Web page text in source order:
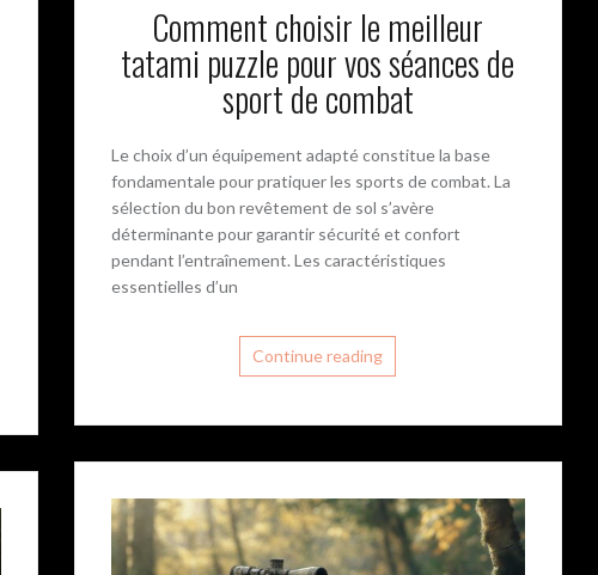
Comment choisir le meilleur
tatami puzzle pour vos séances de
sport de combat
Le choix d’un équipement adapté constitue la base
fondamentale pour pratiquer les sports de combat. La
sélection du bon revêtement de sol s’avère
déterminante pour garantir sécurité et confort
pendant l’entraînement. Les caractéristiques
essentielles d’un
Continue reading